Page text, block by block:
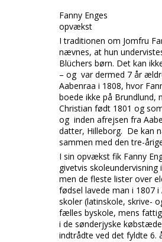
Fanny Enges
opvækst
I traditionen om Jomfru
nævnes, at hun
Blüchers børn. Det kan
– og var dermed 7 år
Aabenraa i 1808, hvor
boede ikke på Brundlund,
Christian født 1801 og
og inden afrejsen fra
datter, Hilleborg. De kan
sammen med den tre-
I sin opvækst fik Fanny
givetvis
men de fleste lister over
fødsel lavede man i 1807
skoler (latinskole, skrive-
fælles byskole, mens
i de sønderjyske
indtrådte ved det fyldte 6.